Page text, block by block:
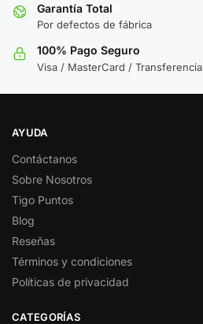
Garantía Total
Por defectos de fábrica
100% Pago Seguro
Visa / MasterCard / Transferencia
AYUDA
Contáctanos
Sobre Nosotros
Tigo Puntos
Blog
Reseñas
Términos y condiciones
Políticas de privacidad
CATEGORÍAS